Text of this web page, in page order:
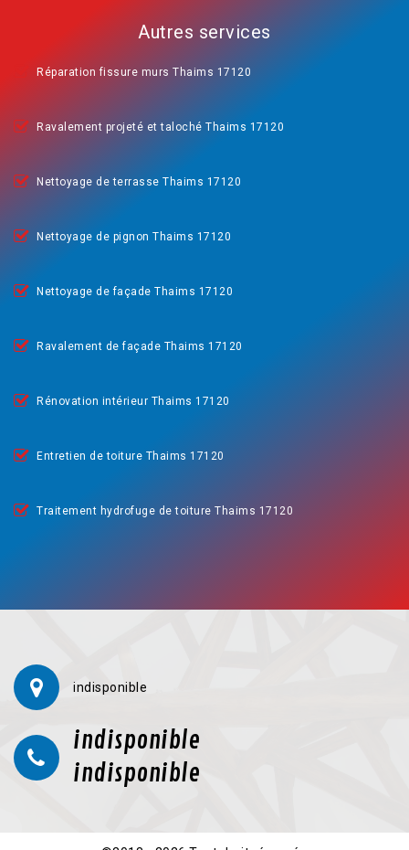
Autres services
Réparation fissure murs Thaims 17120
Ravalement projeté et taloché Thaims 17120
Nettoyage de terrasse Thaims 17120
Nettoyage de pignon Thaims 17120
Nettoyage de façade Thaims 17120
Ravalement de façade Thaims 17120
Rénovation intérieur Thaims 17120
Entretien de toiture Thaims 17120
Traitement hydrofuge de toiture Thaims 17120
indisponible
indisponible
indisponible